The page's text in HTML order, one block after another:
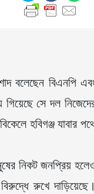
বলেছেন বিএনপি
গিয়েছে সে দল
হবিগঞ্জ যাবার
নিকট জনপ্রিয়
রুখে দাড়িয়েছে।